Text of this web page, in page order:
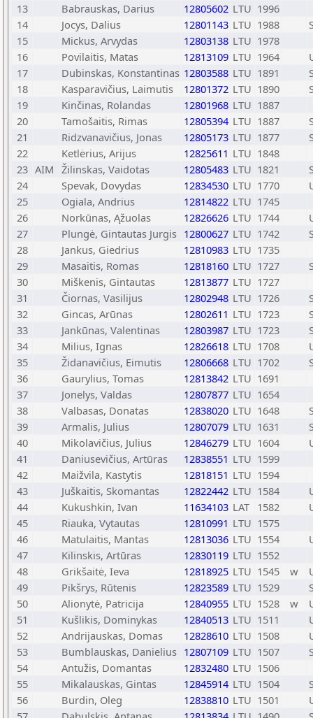
13
Babrauskas, Darius 12805602 LTU 1996
14
Jocys, Dalius 12801143 LTU 1988
15
Mickus, Arvydas 12803138 LTU 1978
16
Povilaitis, Matas 12813109 LTU 1964
17
Dubinskas, Konstantinas 12803588 LTU 1891
18
Kasparavičius, Laimutis 12801372 LTU 1890
19
Kinčinas, Rolandas 12801968 LTU 1887
20
Tamošaitis, Rimas 12805394 LTU 1887
21
Ridzvanavičius, Jonas 12805173 LTU 1877
22
Ketlėrius, Arijus 12825611 LTU 1848
23 AIM Žilinskas, Vaidotas 12805483 LTU 1821
24
Spevak, Dovydas 12834530 LTU 1770
25
Ogiala, Andrius 12814822 LTU 1745
26
Norkūnas, Ąžuolas 12826626 LTU 1744
27
Plungė, Gintautas Jurgis 12800627 LTU 1742
28
Jankus, Giedrius 12810983 LTU 1735
29
Masaitis, Romas 12818160 LTU 1727
30
Miškenis, Gintautas 12813877 LTU 1727
31
Čiornas, Vasilijus 12802948 LTU 1726
32
Gincas, Arūnas 12802611 LTU 1723
33
Jankūnas, Valentinas 12803987 LTU 1723
34
Milius, Ignas 12826618 LTU 1708
35
Židanavičius, Eimutis 12806668 LTU 1702
36
Gaurylius, Tomas 12813842 LTU 1691
37
Jonelys, Valdas 12807877 LTU 1654
38
Valbasas, Donatas 12838020 LTU 1648
39
Armalis, Julius 12807079 LTU 1631
40
Mikolavičius, Julius 12846279 LTU 1604
41
Daniusevičius, Artūras 12838551 LTU 1599
42
Maižvila, Kastytis 12818151 LTU 1594
43
Juškaitis, Skomantas 12822442 LTU 1584
44
Kukushkin, Ivan 11634103 LAT 1582
45
Riauka, Vytautas 12810991 LTU 1575
46
Matulaitis, Mantas 12813036 LTU 1554
47
Kilinskis, Artūras 12830119 LTU 1552
48
Grikšaitė, Ieva 12818925 LTU 1545 w
49
Pikšrys, Rūtenis 12823589 LTU 1529
50
Alionytė, Patricija 12840955 LTU 1528 w
51
Kušlikis, Dominykas 12840513 LTU 1511
52
Andrijauskas, Domas 12828610 LTU 1508
53
Bumblauskas, Danielius 12807109 LTU 1507
54
Antužis, Domantas 12832480 LTU 1506
55
Mikalauskas, Gintas 12845914 LTU 1504
56
Burdin, Oleg 12838810 LTU 1501